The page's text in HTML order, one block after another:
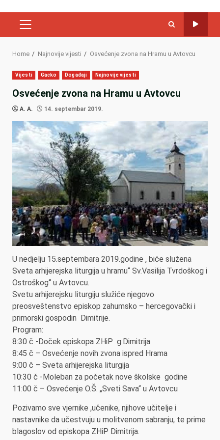
PRIMARY
Home Najnovije vijesti Osvećenje zvona na Hramu u Avtovcu
Vijesti Gacko Događaji Najnovije vijesti
Osvećenje zvona na Hramu u Avtovcu
A. A. 14. septembar 2019.
U nedjelju 15.septembara 2019.godine , biće služena
Sveta arhijerejska liturgija u hramu“ Sv.Vasilija Tvrdoškog i
Ostroškog“ u Avtovcu.
Svetu arhijerejsku liturgiju služiće njegovo
preosveštenstvo episkop zahumsko – hercegovački i
primorski gospodin Dimitrije.
Program:
8:30 č -Doček episkopa ZHiP g.Dimitrija
8:45 č – Osvećenje novih zvona ispred Hrama
9:00 č – Sveta arhijerejska liturgija
10:30 č -Moleban za početak nove školske godine
11:00 č – Osvećenje O.Š. „Sveti Sava“ u Avtovcu
Pozivamo sve vjernike ,učenike, njihove učitelje i
nastavnike da učestvuju u molitvenom sabranju, te prime
blagoslov od episkopa ZHiP Dimitrija.